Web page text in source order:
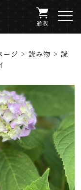
ージ > 読み物 >読